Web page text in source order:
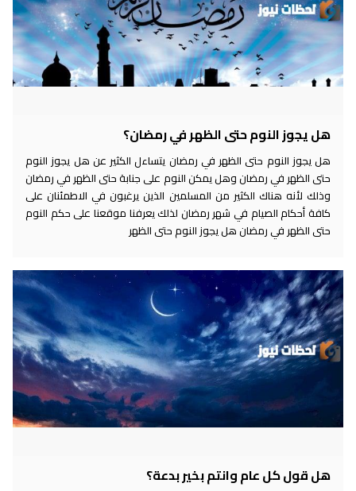
هل يجوز النوم حتى الظهر في رمضان؟
هل يجوز النوم حتى الظهر في رمضان يتساءل الكثير عن هل يجوز النوم
حتى الظهر في رمضان وهل يمكن النوم على جنابة حتى الظهر في رمضان
وذلك لأنه هناك الكثير من المسلمين الذين يرغبون في الاطمئنان على
كافة أحكام الصيام في شهر رمضان لذلك يعرفنا موقعنا على حكم النوم
حتى الظهر في رمضان هل يجوز النوم حتى الظهر
هل قول كل عام وانتم بخير بدعة؟